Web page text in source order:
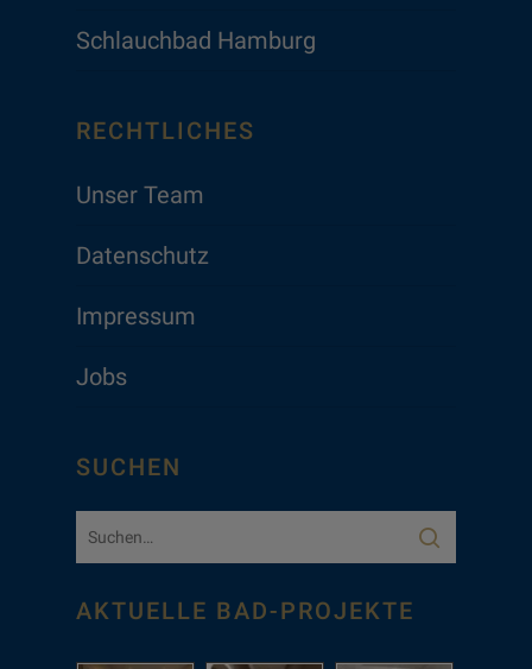
Schlauchbad Hamburg
RECHTLICHES
Unser Team
Datenschutz
Impressum
Jobs
SUCHEN
AKTUELLE BAD-PROJEKTE